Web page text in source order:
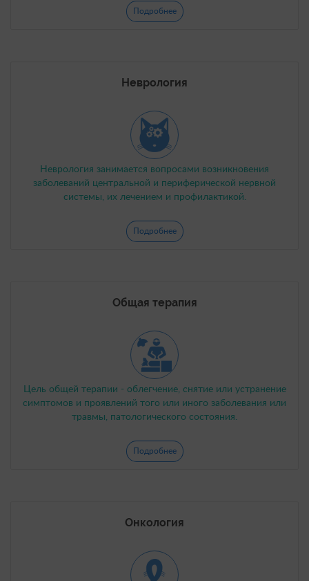
Подробнее
Неврология
Неврология занимается вопросами возникновения
заболеваний центральной и периферической нервной
системы, их лечением и профилактикой.
Подробнее
Общая терапия
Цель общей терапии - облегчение, снятие или устранение
симптомов и проявлений того или иного заболевания или
травмы, патологического состояния.
Подробнее
Онкология